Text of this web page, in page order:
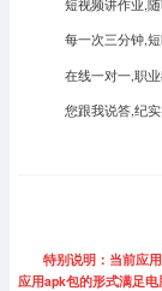
短视频讲作业,随
每一次三分钟,短
在线一对一,职业
您跟我说答,纪实
特别说明：当前应
应用apk包的形式满足